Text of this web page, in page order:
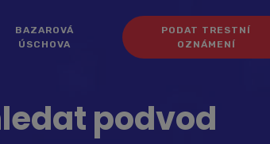
BAZAROVÁ
ÚSCHOVA
PODAT TRESTNÍ
OZNÁMENÍ
podvod